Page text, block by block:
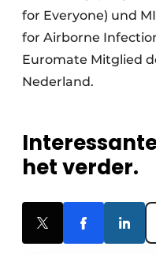
for Everyone) und
for Airborne
Euromate Mitglied
Nederland.
het verder.